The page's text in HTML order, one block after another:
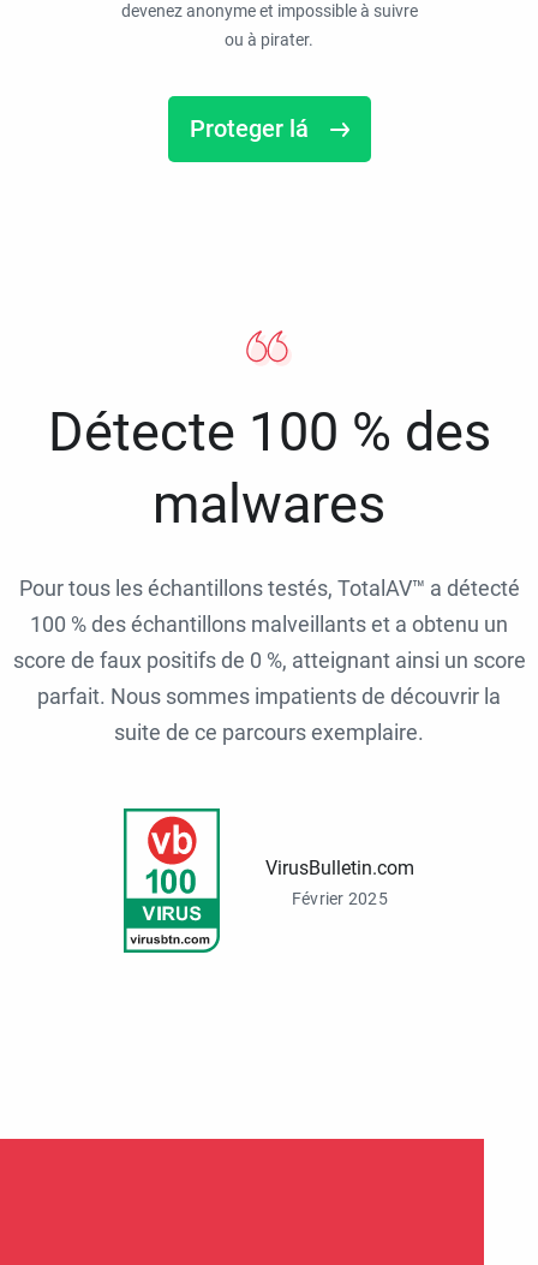
devenez anonyme et impossible à suivre
ou à pirater.
Proteger lá
Détecte 100 % des
malwares
Pour tous les échantillons testés, TotalAV™ a détecté
100 % des échantillons malveillants et a obtenu un
score de faux positifs de 0 %, atteignant ainsi un score
parfait. Nous sommes impatients de découvrir la
suite de ce parcours exemplaire.
VirusBulletin.com
Février 2025